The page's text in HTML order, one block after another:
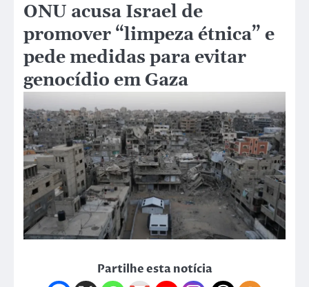
ONU acusa Israel de
promover “limpeza étnica” e
pede medidas para evitar
genocídio em Gaza
Partilhe esta notícia